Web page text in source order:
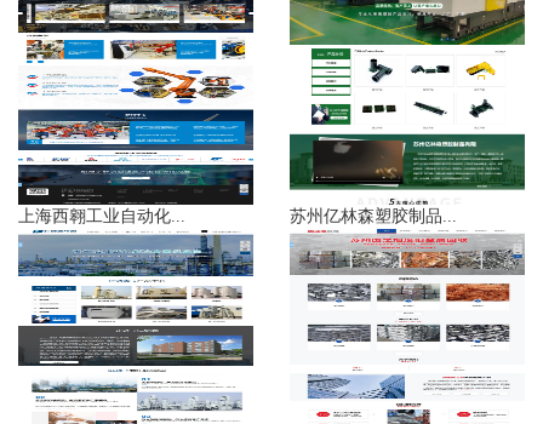
上海西翱工业自动化... 苏州亿林森塑胶制品...